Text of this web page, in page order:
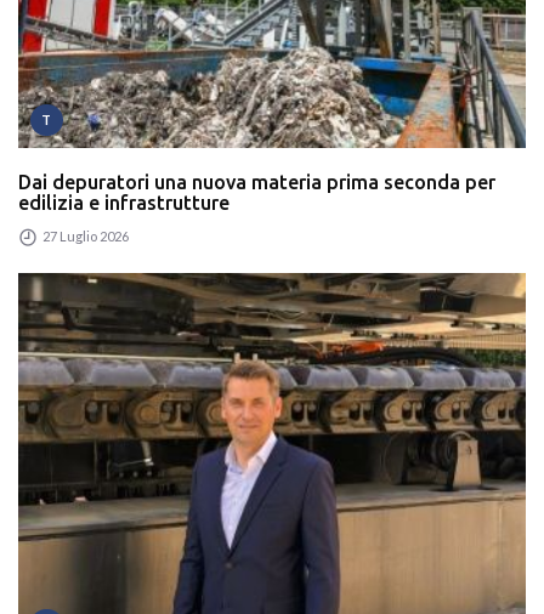
T
Dai depuratori una nuova materia prima seconda per
edilizia e infrastrutture
27 Luglio 2026